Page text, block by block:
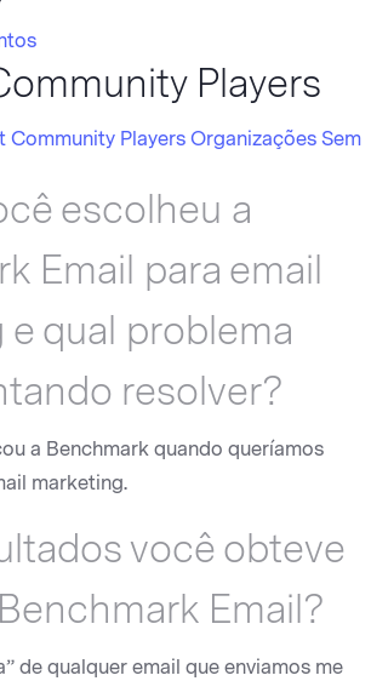
Players
Community Players Organizações Sem
escolheu a
Email para email
qual problema
resolver?
a Benchmark quando queríamos
marketing.
você obteve
Email?
de qualquer email que enviamos me